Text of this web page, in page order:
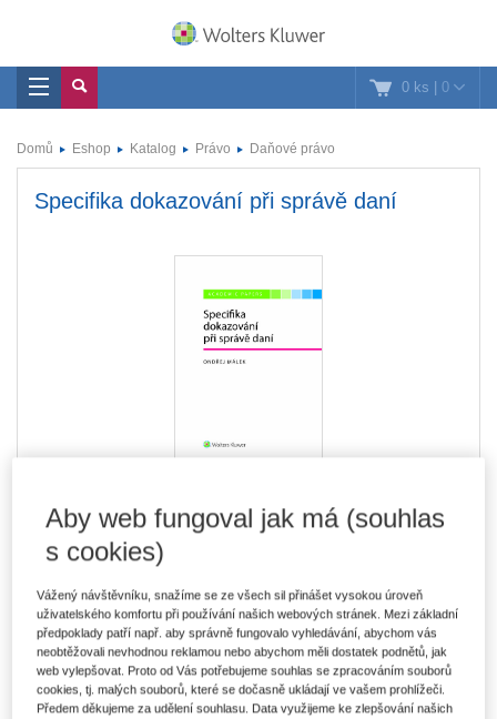
0 ks | 0
Domů Eshop Katalog Právo Daňové právo
Specifika dokazování při správě daní
Ke stažení
EBOOK_KE_STAZENI_Specifika_dokazovani_pri_sprave_da
ni
Vydavatel Wolters Kluwer
Autor Ondřej Málek
Aby web fungoval jak má (souhlas
s cookies)
Vážený návštěvníku, snažíme se ze všech sil přinášet vysokou úroveň
uživatelského komfortu při používání našich webových stránek. Mezi základní
předpoklady patří např. aby správně fungovalo vyhledávání, abychom vás
neobtěžovali nevhodnou reklamou nebo abychom měli dostatek podnětů, jak
web vylepšovat. Proto od Vás potřebujeme souhlas se zpracováním souborů
cookies, tj. malých souborů, které se dočasně ukládají ve vašem prohlížeči.
Předem děkujeme za udělení souhlasu. Data využijeme ke zlepšování našich